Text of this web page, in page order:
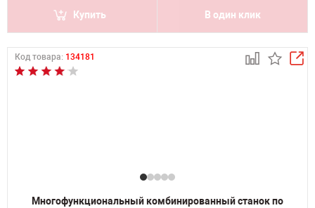
Купить В один клик
Код товара: 134181
Многофункциональный комбинированный станок по